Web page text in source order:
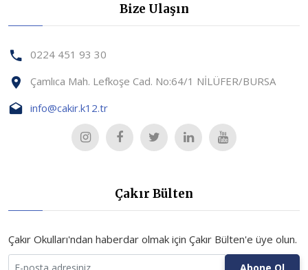
Bize Ulaşın
0224 451 93 30
Çamlıca Mah. Lefkoşe Cad. No:64/1 NİLÜFER/BURSA
info@cakir.k12.tr
Çakır Bülten
Çakır Okulları'ndan haberdar olmak için Çakır Bülten'e üye olun.